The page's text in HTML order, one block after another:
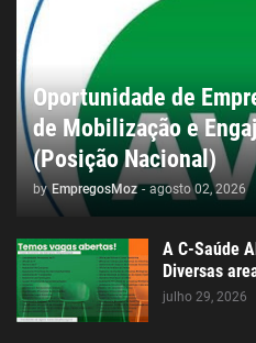
Oportunidade de
de Mobilização e
(Posição Nacional)
by EmpregosMoz - agosto 02, 2026
A C-Saúde
Diversas
julho 29, 2026